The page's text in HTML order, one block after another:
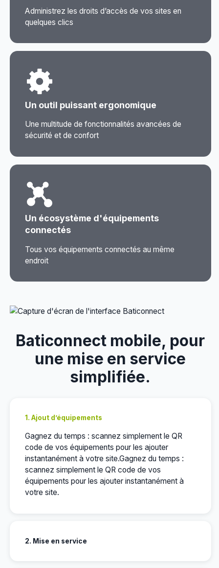
Administrez les droits d’accès de vos sites en
quelques clics
Un outil puissant ergonomique
Une multitude de fonctionnalités avancées de
sécurité et de confort
Un écosystème d'équipements
connectés
Tous vos équipements connectés au même
endroit
Baticonnect mobile, pour
une mise en service
simplifiée.
1. Ajout d’équipements
Gagnez du temps : scannez simplement le QR
code de vos équipements pour les ajouter
instantanément à votre site.Gagnez du temps :
scannez simplement le QR code de vos
équipements pour les ajouter instantanément à
votre site.
2. Mise en service